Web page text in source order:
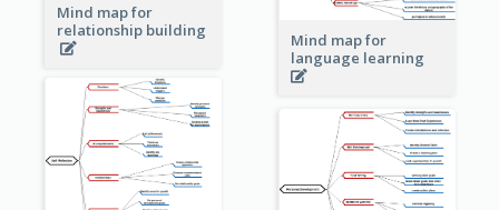
Mind map for
relationship building
Mind map for
language learning